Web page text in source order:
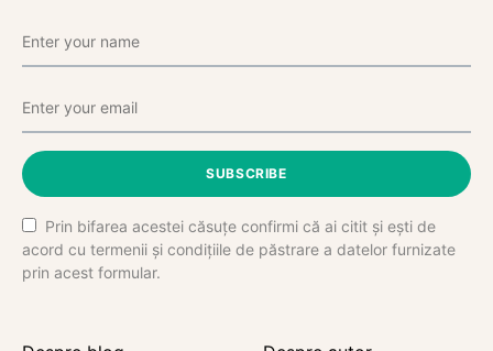
SUBSCRIBE
Prin bifarea acestei căsuțe confirmi că ai citit și ești de
acord cu termenii și condițiile de păstrare a datelor furnizate
prin acest formular.